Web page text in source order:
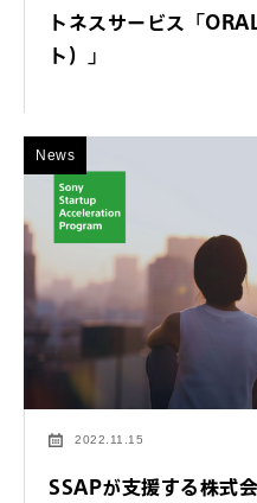
トネスサービス「
ト）」
News
2022.11.15
SSAPが支援する株式